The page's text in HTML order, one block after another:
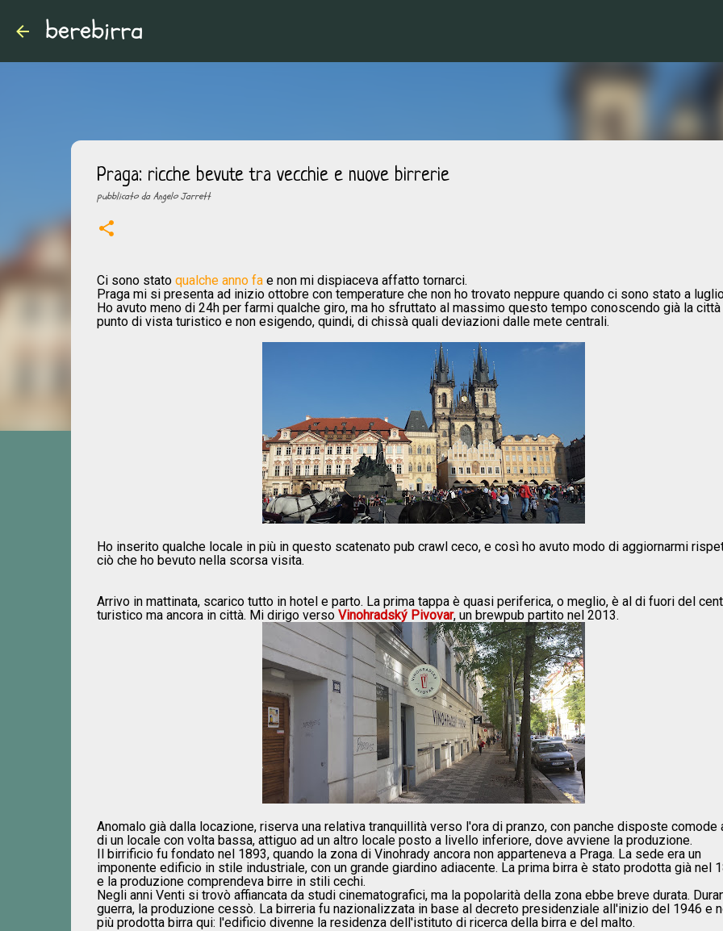
berebirra
Praga: ricche bevute tra vecchie e nuove birrerie
pubblicato daAngelo Jarrett
Ci sono stato qualche anno fae non mi dispiaceva affatto tornarci.
Praga mi si presenta ad inizio ottobre con temperature che non ho trovato neppure quando ci sono stato a
Ho avuto meno di 24h per farmi qualche giro, ma ho sfruttato al massimo questo tempo conoscendo già la città
punto di vista turistico e non esigendo, quindi, di chissà quali deviazioni dalle mete centrali.
Ho inserito qualche locale in più in questo scatenato pub crawl ceco, e così ho avuto modo di aggiornarmi
ciò che ho bevuto nella scorsa visita.
Arrivo in mattinata, scarico tutto in hotel e parto. La prima tappa è quasi periferica, o meglio, è al di fuori del
turistico ma ancora in città. Mi dirigo verso Vinohradský Pivovar, un brewpub partito nel 2013.
Anomalo già dalla locazione, riserva una relativa tranquillità verso l'ora di pranzo, con panche disposte comode
di un locale con volta bassa, attiguo ad un altro locale posto a livello inferiore, dove avviene la produzione.
Il birrificio fu fondato nel 1893, quando la zona di Vinohrady ancora non apparteneva a Praga. La sede era un
imponente edificio in stile industriale, con un grande giardino adiacente. La prima birra è stato prodotta già nel
e la produzione comprendeva birre in stili cechi.
Negli anni Venti si trovò affiancata da studi cinematografici, ma la popolarità della zona ebbe breve durata.
guerra, la produzione cessò. La birreria fu nazionalizzata in base al decreto presidenziale all'inizio del 1946 e
più prodotta birra qui: l'edificio divenne la residenza dell'istituto di ricerca della birra e del malto.